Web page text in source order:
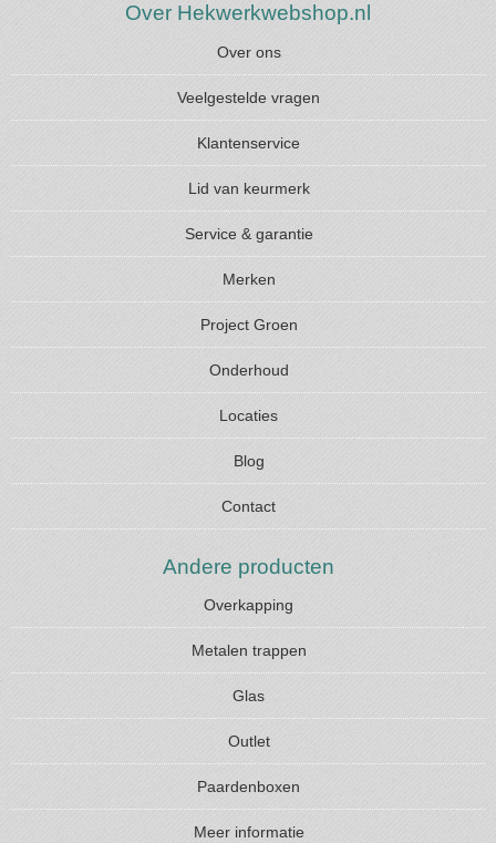
Over Hekwerkwebshop.nl
Over ons
Veelgestelde vragen
Klantenservice
Lid van keurmerk
Service & garantie
Merken
Project Groen
Onderhoud
Locaties
Blog
Contact
Andere producten
Overkapping
Metalen trappen
Glas
Outlet
Paardenboxen
Meer informatie